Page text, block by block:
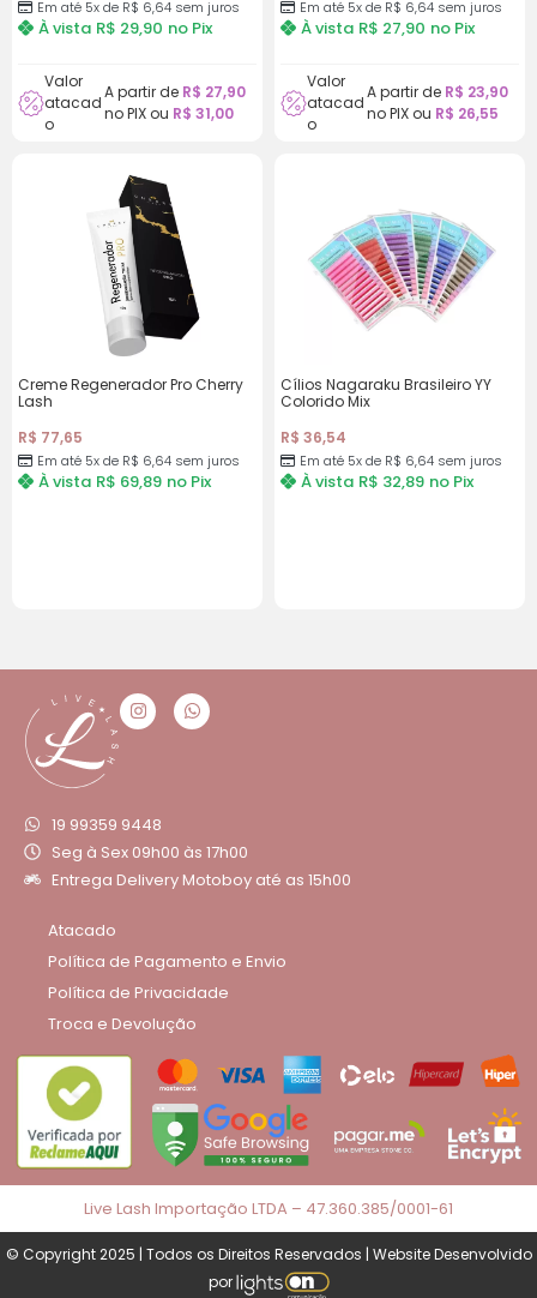
Em até 5x de R$ 6,64 sem juros
À vista R$ 29,90 no Pix
Valor
atacad
o
A partir de R$ 27,90
no PIX ou R$ 31,00
Em até 5x de R$ 6,64 sem juros
À vista R$ 27,90 no Pix
Valor
atacad
o
A partir de R$ 23,90
no PIX ou R$ 26,55
Creme Regenerador Pro Cherry
Lash
R$ 77,65
Em até 5x de R$ 6,64 sem juros
À vista R$ 69,89 no Pix
Cílios Nagaraku Brasileiro YY
Colorido Mix
R$ 36,54
Em até 5x de R$ 6,64 sem juros
À vista R$ 32,89 no Pix
19 99359 9448
Seg à Sex 09h00 às 17h00
Entrega Delivery Motoboy até as 15h00
Atacado
Política de Pagamento e Envio
Política de Privacidade
Troca e Devolução
Live Lash Importação LTDA – 47.360.385/0001-61
© Copyright 2025 | Todos os Direitos Reservados | Website Desenvolvido
por